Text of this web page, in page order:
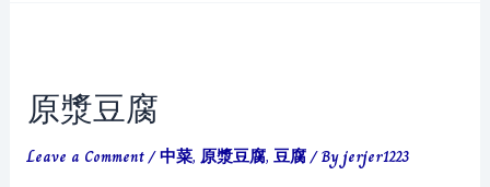
原漿豆腐
Leave a Comment/中菜,原漿豆腐,豆腐/ Byjerjer1223